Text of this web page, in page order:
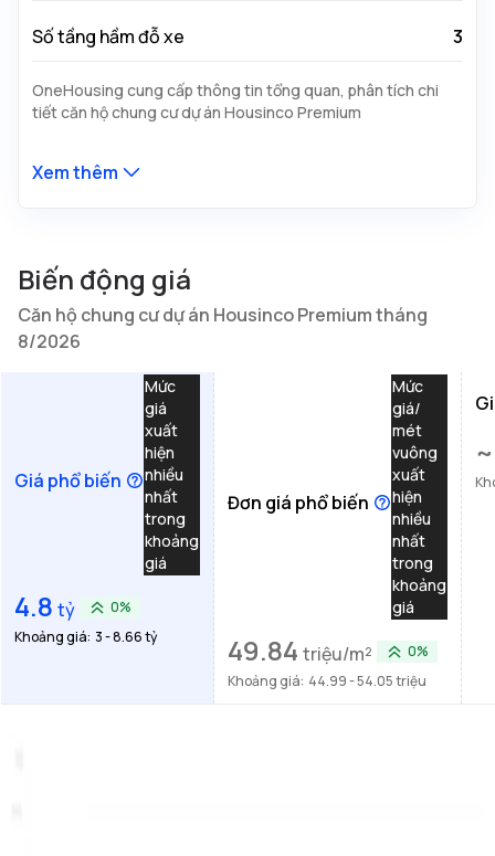
Số tầng hầm đỗ xe 3
OneHousing cung cấp thông tin tổng quan, phân tích chi
tiết căn hộ chung cư dự án Housinco Premium
Xem thêm
Biến động giá
Căn hộ chung cư dự án Housinco Premium tháng
8/2026
Giá phổ biến
Mức
giá
xuất
hiện
nhiều
nhất
trong
khoảng
giá
4.8 tỷ
0%
Khoảng giá: 3 - 8.66 tỷ
Đơn giá phổ biến
Mức
giá/
mét
vuông
xuất
hiện
nhiều
nhất
trong
khoảng
giá
49.84 triệu/m²
0%
Khoảng giá: 44.99 - 54.05 triệu
~